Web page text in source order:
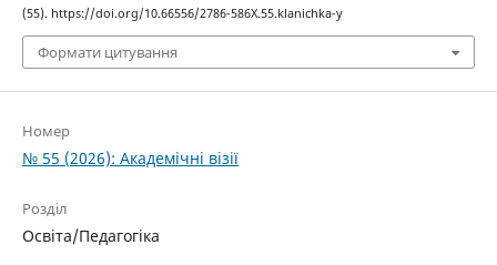
(55). https://doi.org/10.66556/2786-586X.55.klanichka-y
Формати цитування
Номер
№ 55 (2026): Академічні візії
Розділ
Освіта/Педагогіка